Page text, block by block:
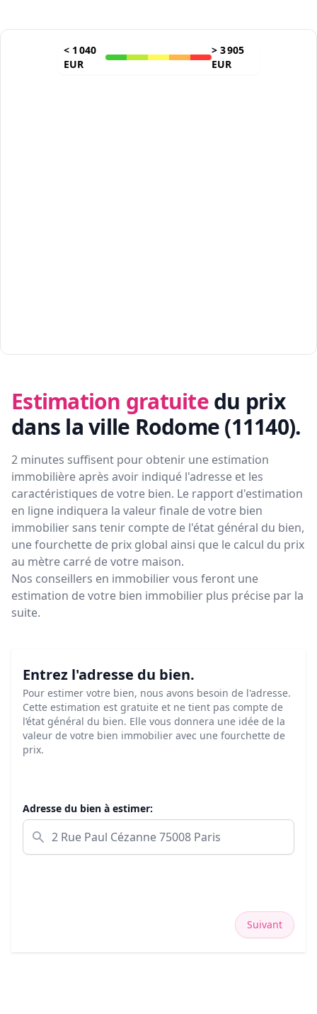
< 1 040
EUR
> 3 905
EUR
Estimation gratuite du prix
dans la ville Rodome (11140).
2 minutes suffisent pour obtenir une estimation
immobilière après avoir indiqué l'adresse et les
caractéristiques de votre bien. Le rapport d'estimation
en ligne indiquera la valeur finale de votre bien
immobilier sans tenir compte de l'état général du bien,
une fourchette de prix global ainsi que le calcul du prix
au mètre carré de votre maison.
Nos conseillers en immobilier vous feront une
estimation de votre bien immobilier plus précise par la
suite.
Entrez l'adresse du bien.
Pour estimer votre bien, nous avons besoin de l'adresse.
Cette estimation est gratuite et ne tient pas compte de
l’état général du bien. Elle vous donnera une idée de la
valeur de votre bien immobilier avec une fourchette de
prix.
Adresse du bien à estimer:
Suivant